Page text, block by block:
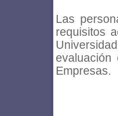
Las
requisitos
Empresas.